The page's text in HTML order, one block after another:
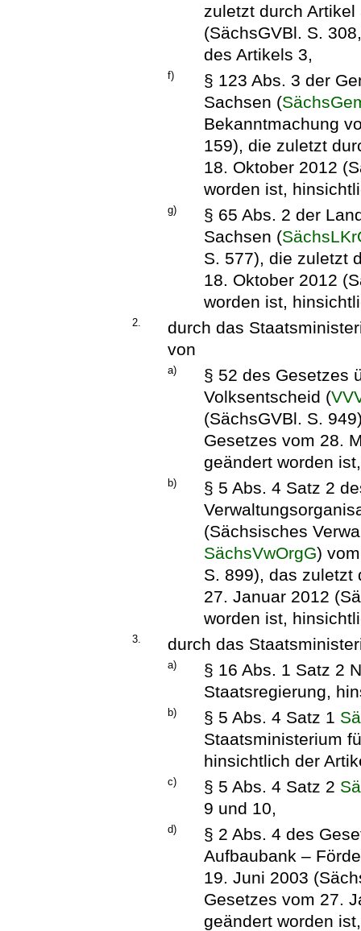
zuletzt durch
(SächsGVBl. S.
des Artikels 3,
f)
§ 123 Abs. 3 der
Sachsen (
Bekanntmachung
159), die zuletzt
18. Oktober 2012
worden ist,
g)
§ 65 Abs. 2 der
Sachsen (
S. 577), die zuletzt
18. Oktober 2012
worden ist,
2.
durch das
von
a)
§ 52 des Gesetzes
Volksentscheid (
(SächsGVBl. S.
Gesetzes vom 28.
geändert worden
b)
§ 5 Abs. 4 Satz 2
(Sächsisches
SächsVwOrgG)
S. 899), das zuletzt
27. Januar 2012
worden ist,
3. durch das
a)
§ 16 Abs. 1 Satz 2
Staatsregierung,
b) § 5 Abs. 4 Satz 1
Staatsministerium
hinsichtlich der
c) § 5 Abs. 4 Satz 2
9 und 10,
d)
§ 2 Abs. 4 des
Aufbaubank –
19. Juni 2003
Gesetzes vom 27.
geändert worden